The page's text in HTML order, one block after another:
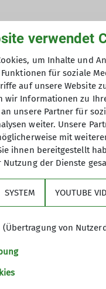
inklusive
an alle, die
haben:
mit
Ob du
oder einfach nur
hast – bei uns bist
willkommen!
steht nicht
sondern das
Jede*r klettert in
gut gesichert und
wachsen
überwinden
echte
zu den
nutzt dafür das
Alpenvereins e.V.
verwendet
um Inhalte und
für soziale
auf unsere Website
wir Informationen zu
unsere Partner für
weiter. Unsere
mit
ihnen bereitgestellt
Nutzung der Dienste
SYSTEM YOUTUBE
(Übertragung von